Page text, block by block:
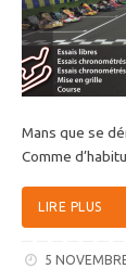
Mans que se
Comme
LIRE PLUS
5